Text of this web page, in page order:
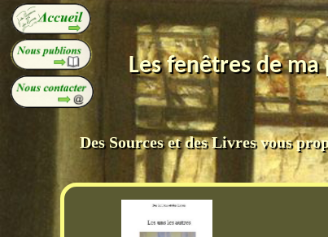
Les fenêtres de
Des Sources et des Livres vous